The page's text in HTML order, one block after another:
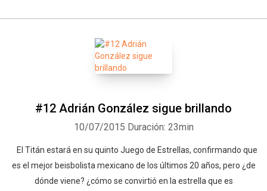
#12 Adrián González sigue brillando
10/07/2015 Duración: 23min
El Titán estará en su quinto Juego de Estrellas, confirmando que
es el mejor beisbolista mexicano de los últimos 20 años, pero ¿de
dónde viene? ¿cómo se convirtió en la estrella que es